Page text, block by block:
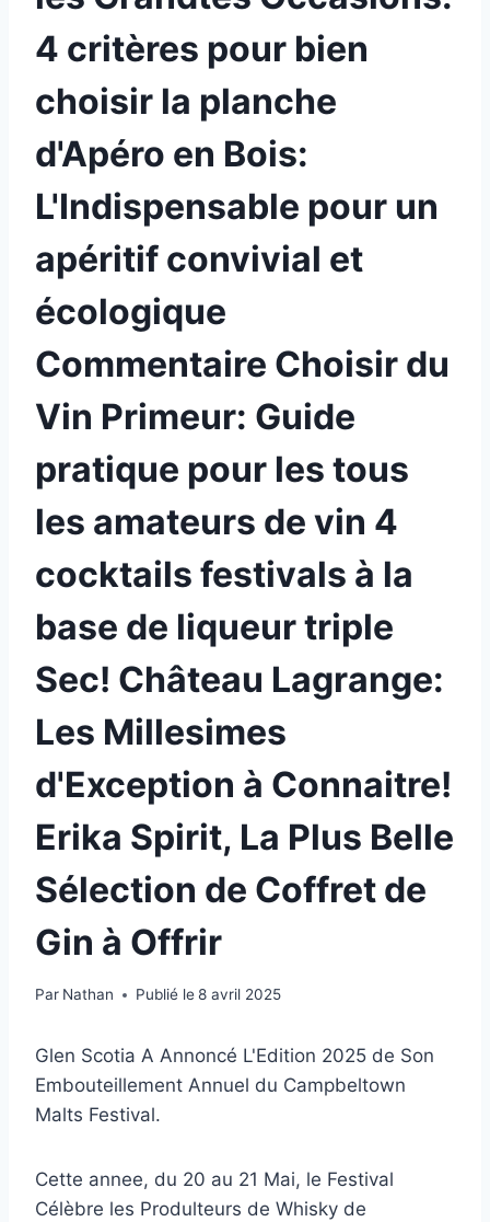
4 critères pour bien
choisir la planche
d'Apéro en Bois:
L'Indispensable pour un
apéritif convivial et
écologique
Commentaire Choisir du
Vin Primeur: Guide
pratique pour les tous
les amateurs de vin 4
cocktails festivals à la
base de liqueur triple
Sec! Château Lagrange:
Les Millesimes
d'Exception à Connaitre!
Erika Spirit, La Plus Belle
Sélection de Coffret de
Gin à Offrir
Par Nathan Publié le 8 avril 2025
Glen Scotia A Annoncé L'Edition 2025 de Son
Embouteillement Annuel du Campbeltown
Malts Festival.
Cette annee, du 20 au 21 Mai, le Festival
Célèbre les Produlteurs de Whisky de